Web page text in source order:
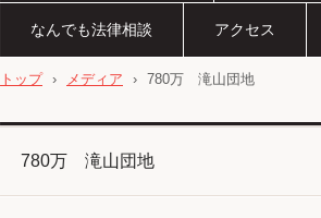
なんでも法律相談 アクセス
トップ › メディア › 780万 滝山団地
780万 滝山団地